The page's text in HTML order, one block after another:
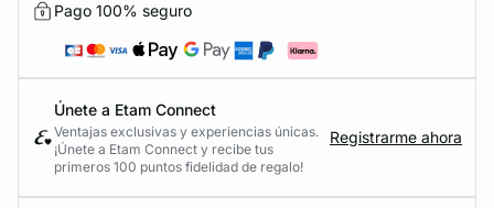
Pago 100% seguro
Únete a Etam Connect
Ventajas exclusivas y experiencias únicas.
¡Únete a Etam Connect y recibe tus
primeros 100 puntos fidelidad de regalo!
Registrarme ahora